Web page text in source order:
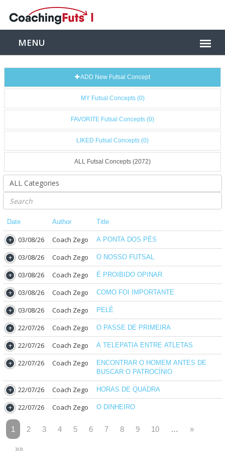
ADD New Futsal Concept
MY Futsal Concepts (0)
FAVORITE Futsal Concepts (0)
LIKED Futsal Concepts (0)
ALL Futsal Concepts (2072)
Date Author Title
03/08/26 Coach Zego A PONTA DOS PÉS
03/08/26 Coach Zego O NOSSO FUTSAL
03/08/26 Coach Zego É PROIBIDO OPINAR
03/08/26 Coach Zego COMO FOI IMPORTANTE
03/08/26 Coach Zego PELÉ
22/07/26 Coach Zego O PASSE DE PRIMEIRA
22/07/26 Coach Zego A TELEPATIA ENTRE ATLETAS
22/07/26 Coach Zego
ENCONTRAR O HOMEM ANTES DE
BUSCAR O PATROCÍNIO
22/07/26 Coach Zego HORAS DE QUADRA
22/07/26 Coach Zego O DINHEIRO
1 2 3 4 5 6 7 8 9 10 … »
»»